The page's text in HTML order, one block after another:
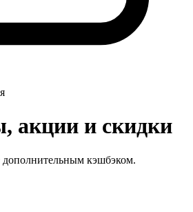
акции и скидки
кэшбэком.